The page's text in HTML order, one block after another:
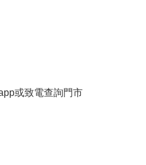
或致電查詢門市